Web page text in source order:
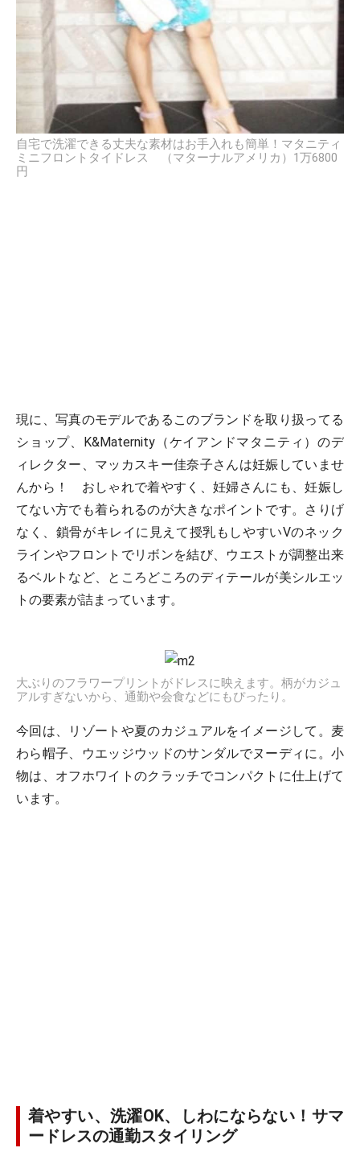
自宅で洗濯できる丈夫な素材はお手入れも簡単！マタニティ
ミニフロントタイドレス （マターナルアメリカ）1万6800
円
現に、写真のモデルであるこのブランドを取り扱ってる
ショップ、K&Maternity（ケイアンドマタニティ）のデ
ィレクター、マッカスキー佳奈子さんは妊娠していませ
んから！ おしゃれで着やすく、妊婦さんにも、妊娠し
てない方でも着られるのが大きなポイントです。さりげ
なく、鎖骨がキレイに見えて授乳もしやすいVのネック
ラインやフロントでリボンを結び、ウエストが調整出来
るベルトなど、ところどころのディテールが美シルエッ
トの要素が詰まっています。
大ぶりのフラワープリントがドレスに映えます。柄がカジュ
アルすぎないから、通勤や会食などにもぴったり。
今回は、リゾートや夏のカジュアルをイメージして。麦
わら帽子、ウエッジウッドのサンダルでヌーディに。小
物は、オフホワイトのクラッチでコンパクトに仕上げて
います。
着やすい、洗濯OK、しわにならない！サマ
ードレスの通勤スタイリング